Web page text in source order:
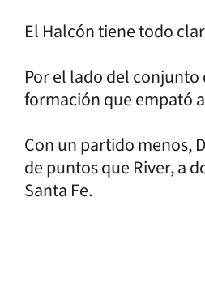
El Halcón tiene todo
Por el lado del
formación que empató
Con un partido menos,
de puntos que River, a
Santa Fe.